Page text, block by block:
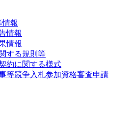
情報
情報
情報
する規則等
約に関する様式
等競争入札参加資格審査申請